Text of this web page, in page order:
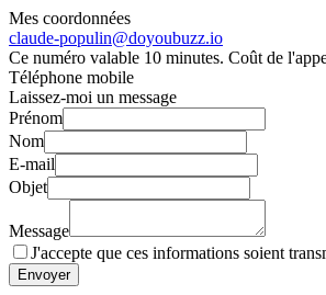
Mes coordonnées
claude-populin@doyoubuzz.io
Ce numéro valable 10 minutes. Coût de
Téléphone mobile
Laissez-moi un message
Prénom
Nom
E-mail
Objet
Message
J'accepte que ces informations soient